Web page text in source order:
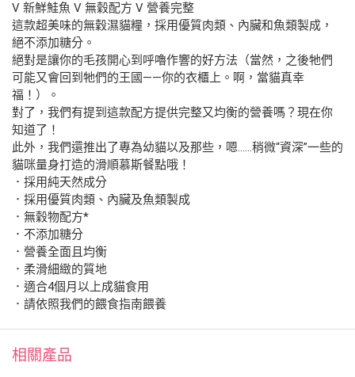
V 新鮮鮭魚 V 無穀配方 V 營養完整
這款超美味的無穀濕貓糧，採用優質肉類、內臟和魚類製成，
絕不添加糖分。
絕對是讓你的毛孩開心到呼嚕作響的好方法（當然，之後牠們
可能又會回到牠們的王國——你的衣櫃上。啊，當貓真幸
福！）。
對了，我們有提到這款配方提供完整又均衡的營養嗎？現在你
知道了！
此外，我們還推出了專為幼貓以及那些，嗯……稍微“資深”一些的
貓咪量身打造的滑順慕斯餐點哦！
．採用純天然成分
．採用優質肉類、內臟及魚類製成
．無穀物配方*
．不添加糖分
．營養全面且均衡
．柔滑細緻的質地
．適合4個月以上成貓食用
．請依照我們的餵食指南餵養
相關產品